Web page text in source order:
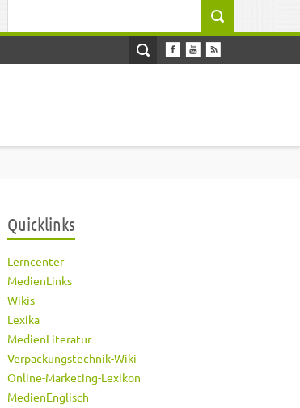
Quicklinks
Lerncenter
MedienLinks
Wikis
Lexika
MedienLiteratur
Verpackungstechnik-Wiki
Online-Marketing-Lexikon
MedienEnglisch